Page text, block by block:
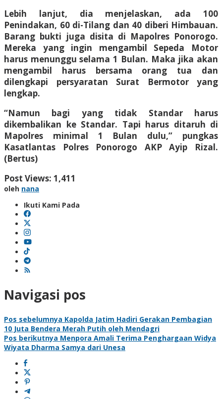
Lebih lanjut, dia menjelaskan, ada 100
Penindakan, 60 di-Tilang dan 40 diberi Himbauan.
Barang bukti juga disita di Mapolres Ponorogo.
Mereka yang ingin mengambil Sepeda Motor
harus menunggu selama 1 Bulan. Maka jika akan
mengambil harus bersama orang tua dan
dilengkapi persyaratan Surat Bermotor yang
lengkap.
“Namun bagi yang tidak Standar harus
dikembalikan ke Standar. Tapi harus ditaruh di
Mapolres minimal 1 Bulan dulu,” pungkas
Kasatlantas Polres Ponorogo AKP Ayip Rizal.
(Bertus)
Post Views: 1,411
oleh nana
Ikuti Kami Pada
Navigasi pos
Pos sebelumnya Kapolda Jatim Hadiri Gerakan Pembagian
10 Juta Bendera Merah Putih oleh Mendagri
Pos berikutnya Menpora Amali Terima Penghargaan Widya
Wiyata Dharma Samya dari Unesa